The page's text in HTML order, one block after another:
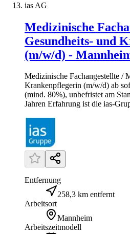
ias AG
Medizinische
Gesundheits- und
(m/w/d) -
Medizinische Fachangestellte /
Krankenpflegerin (m/w/d) ab
(mind. 80%), unbefristet am
Jahren Erfahrung ist die ias-
Entfernung
258,3 km entfernt
Arbeitsort
Mannheim
Arbeitszeitmodell